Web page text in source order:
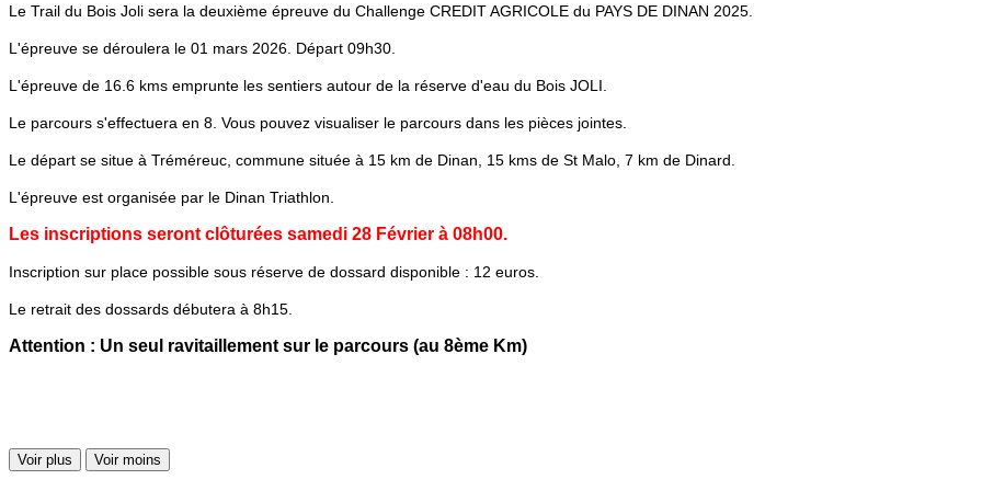
Le Trail du Bois Joli sera la deuxième épreuve du Challenge CREDIT AGRICOLE du PAYS DE DINAN 2025.
L'épreuve se déroulera le 01 mars 2026. Départ 09h30.
L'épreuve de 16.6 kms emprunte les sentiers autour de la réserve d'eau du Bois JOLI.
Le parcours s'effectuera en 8. Vous pouvez visualiser le parcours dans les pièces jointes.
Le départ se situe à Tréméreuc, commune située à 15 km de Dinan, 15 kms de St Malo, 7 km de Dinard.
L'épreuve est organisée par le Dinan Triathlon.
Les inscriptions seront clôturées samedi 28 Février à 08h00.
Inscription sur place possible sous réserve de dossard disponible : 12 euros.
Le retrait des dossards débutera à 8h15.
Attention : Un seul ravitaillement sur le parcours (au 8ème Km)
Voir plus Voir moins